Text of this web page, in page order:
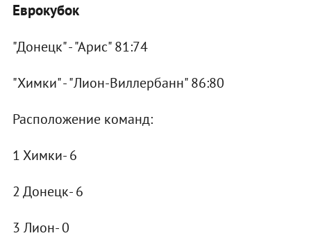
Еврокубок
"Донецк" - "Арис" 81:74
"Химки" - "Лион-Виллербанн" 86:80
Расположение команд:
1 Химки- 6
2 Донецк- 6
3 Лион- 0